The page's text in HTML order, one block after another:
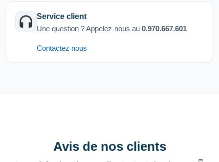
Service client
Une question ? Appelez-nous au 0.970.667.601
Contactez nous
Avis de nos clients